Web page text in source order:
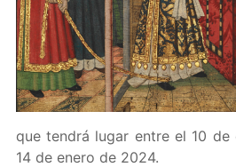
que tendrá lugar entre el 10
14 de enero de 2024.